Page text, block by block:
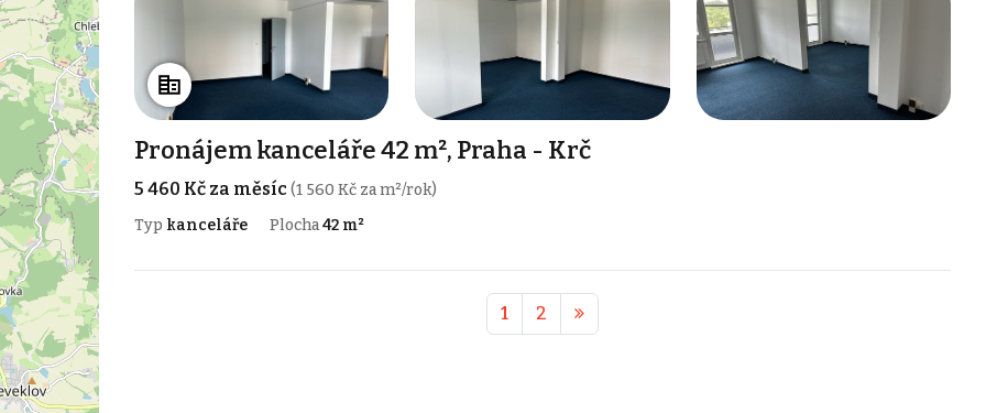
Pronájem kanceláře 42 m², Praha - Krč
5 460 Kč za měsíc(1 560 Kč za m²/rok)
Typ kanceláře Plocha42 m²
1 2